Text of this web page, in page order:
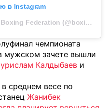
в Instagram
Публикация от Kazakhstan Boxing Federation (@boxingkazakhstan)
чемпионата
мужском зачете вышли
Калдыбаев и
среднем весе по
Жанибек